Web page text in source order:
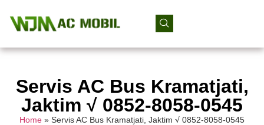
Servis AC Bus Kramatjati,
Jaktim √ 0852-8058-0545
Home » Servis AC Bus Kramatjati, Jaktim √ 0852-8058-0545